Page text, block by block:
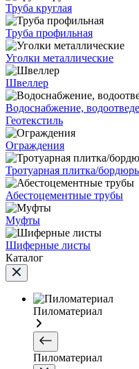
Труба круглая
Труба профильная
Уголки металлические
Швеллер
Водоснабжение,
Геотекстиль
Ограждения
Тротуарная плитка/
Абестоцементные трубы
Муфты
Шиферные листы
Каталог
Пиломатериал
Пиломатериал